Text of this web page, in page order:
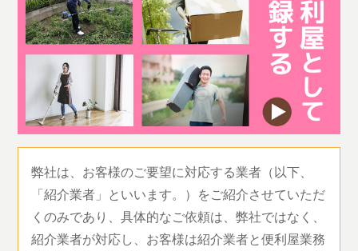
弊社は、お客様のご要望に対応する業者（以下、
「紹介業者」といいます。）をご紹介させていただ
くのみであり、具体的なご依頼は、弊社ではなく、
紹介業者が対応し、お客様は紹介業者と便利屋業務